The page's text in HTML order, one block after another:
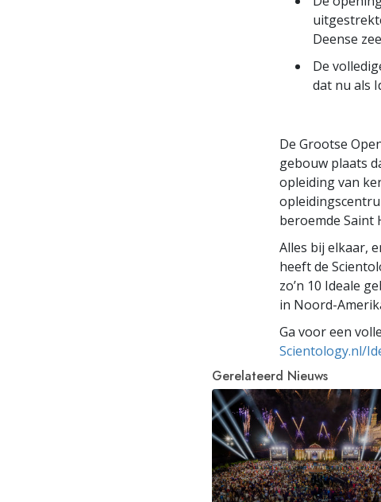
Deense
De
dat nu als
De Grootse
gebouw plaats
opleiding van
beroemde Saint
Alles bij elkaar,
heeft de
zo’n 10 Ideale
in Noord-
Ga voor een
Scientology.nl/
Gerelateerd Nieuws